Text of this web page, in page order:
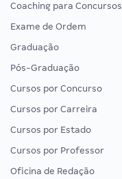
Coaching para Concursos
Exame de Ordem
Graduação
Pós-Graduação
Cursos por Concurso
Cursos por Carreira
Cursos por Estado
Cursos por Professor
Oficina de Redação